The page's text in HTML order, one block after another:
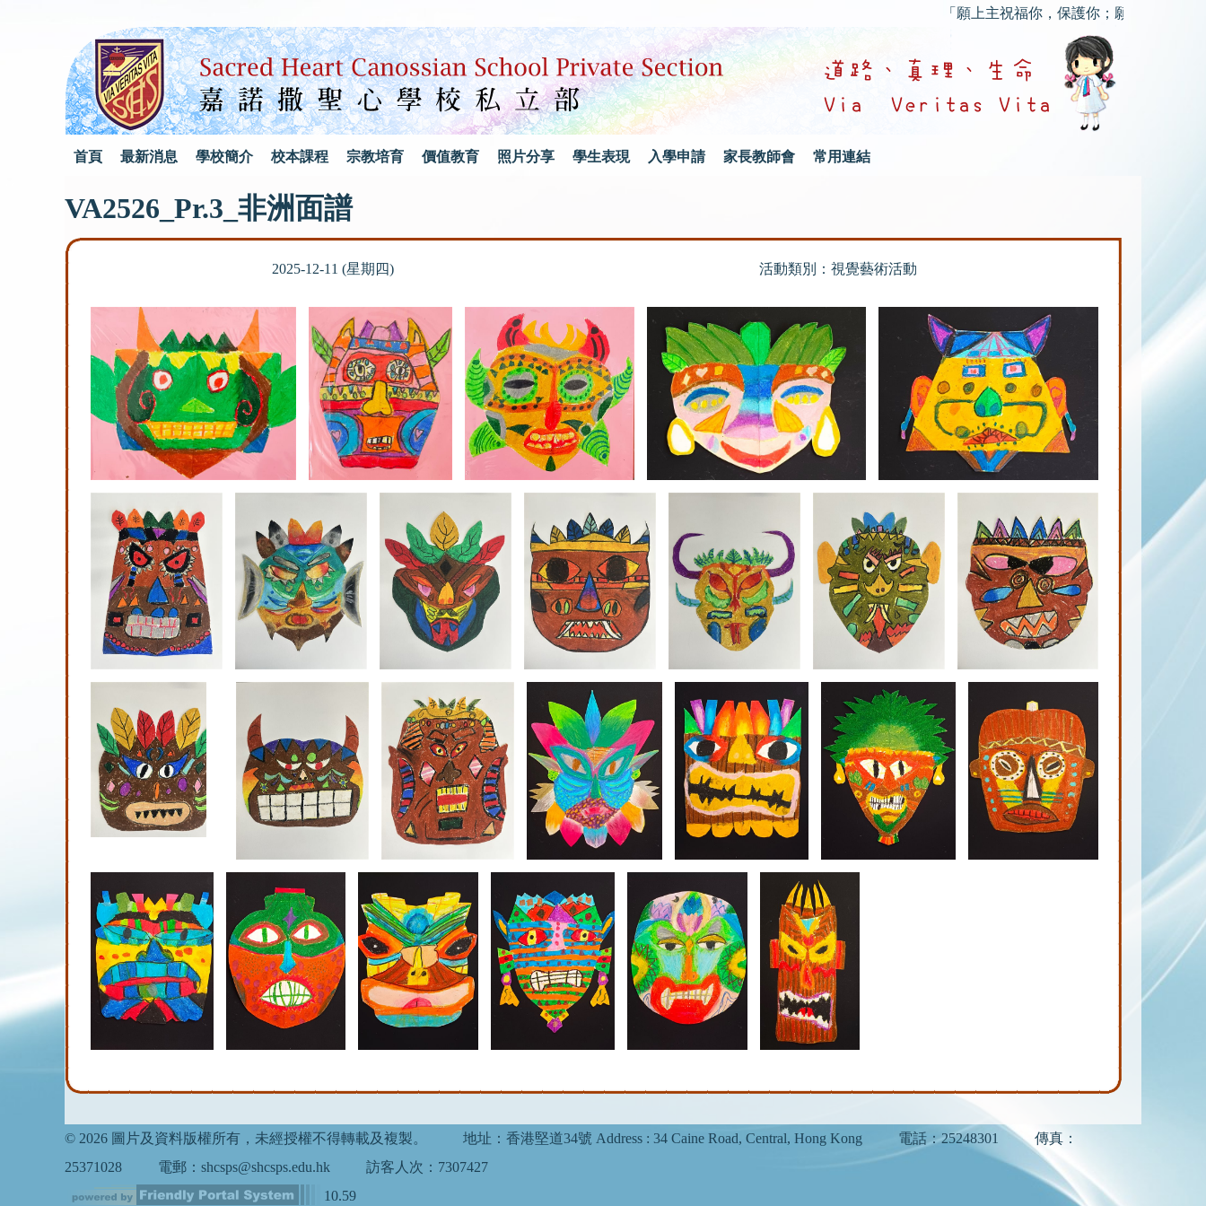
「願上主祝福你，保護你；願上主的慈顏光
首頁 最新消息 學校簡介 校本課程 宗教培育 價值教育 照片分享 學生表現 入學申請 家長教師會 常用連結
VA2526_Pr.3_非洲面譜
2025-12-11 (星期四) 活動類別：視覺藝術活動
© 2026 圖片及資料版權所有，未經授權不得轉載及複製。 地址：香港堅道34號 Address : 34 Caine Road, Central, Hong Kong 電話：25248301
傳真：
25371028
電郵：shcsps@shcsps.edu.hk
訪客人次：7307427
10.59